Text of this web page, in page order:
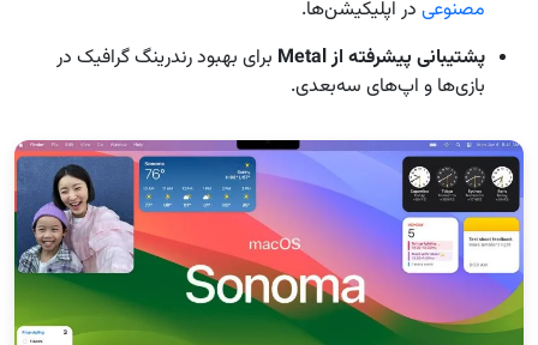
مصنوعی در اپلیکیشن‌ها.
پشتیبانی پیشرفته از Metal
برای بهبود رندرینگ گرافیک در
بازی‌ها و اپ‌های سه‌بعدی.